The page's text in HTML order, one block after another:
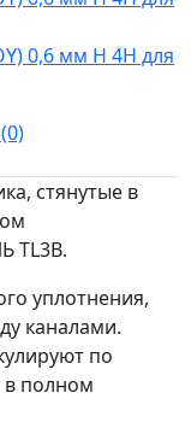
стянутые в
TL3B.
уплотнения,
каналами.
по
в полном